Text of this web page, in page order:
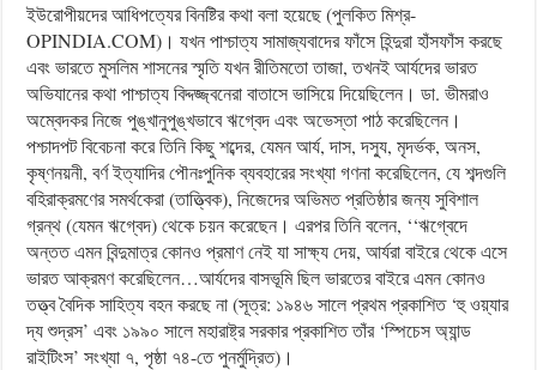
ইউরোপীয়দের আধিপত্যের বিনষ্টির কথা বলা হয়েছে (পুলকিত মিশ্র-
OPINDIA.COM)। যখন পাশ্চাত্য সামাজ্যবাদের ফাঁসে হিন্দুরা হাঁসফাঁস করছে
এবং ভারতে মুসলিম শাসনের স্মৃতি যখন রীতিমতো তাজা, তখনই আর্যদের ভারত
অভিযানের কথা পাশ্চাত্য বিদ্দজ্জ্বনেরা বাতাসে ভাসিয়ে দিয়েছিলেন। ডা. ভীমরাও
অম্বেদকর নিজে পুঙ্খানুপুঙ্খভাবে ঋগ্বেদ এবং অভেস্তা পাঠ করেছিলেন।
পশ্চাদপট বিবেচনা করে তিনি কিছু শব্দের, যেমন আর্য, দাস, দস্যু, মৃদর্ভক, অনস,
কৃষ্ণনয়নী, বর্ণ ইত্যাদির পৌনঃপুনিক ব্যবহারের সংখ্যা গণনা করেছিলেন, যে শব্দগুলি
বহিরাক্রমণের সমর্থকেরা (তাত্ত্বিক), নিজেদের অভিমত প্রতিষ্ঠার জন্য সুবিশাল
গ্রন্থ (যেমন ঋগ্বেদ) থেকে চয়ন করেছেন। এরপর তিনি বলেন, ‘‘ঋগ্বেদে
অন্তত এমন বিন্দুমাত্র কোনও প্রমাণ নেই যা সাক্ষ্য দেয়, আর্যরা বাইরে থেকে এসে
ভারত আক্রমণ করেছিলেন…আর্যদের বাসভূমি ছিল ভারতের বাইরে এমন কোনও
তত্ত্ব বৈদিক সাহিত্য বহন করছে না (সূত্র: ১৯৪৬ সালে প্রথম প্রকাশিত ‘হু ওয়্যার
দ্য শুদ্রস’ এবং ১৯৯০ সালে মহারাষ্ট্র সরকার প্রকাশিত তাঁর ‘স্পিচেস অ্যান্ড
রাইটিংস’ সংখ্যা ৭, পৃষ্ঠা ৭৪-তে পুনর্মুদ্রিত)।